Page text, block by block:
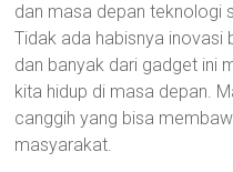
dan masa depan teknologi
Tidak ada habisnya inovasi
dan banyak dari gadget ini
kita hidup di masa depan.
canggih yang bisa
masyarakat.